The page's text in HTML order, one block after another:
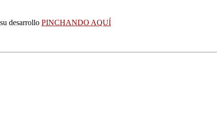
desarrollo PINCHANDO AQUÍ